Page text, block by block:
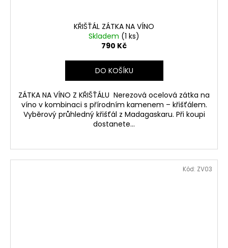
KŘIŠŤÁL ZÁTKA NA VÍNO
Skladem (1 ks)
790 Kč
DO KOŠÍKU
ZÁTKA NA VÍNO Z KŘIŠŤÁLU Nerezová ocelová zátka na
víno v kombinaci s přírodním kamenem – křišťálem.
Vyběrový průhledný křišťál z Madagaskaru. Při koupi
dostanete...
Kód: ZV03